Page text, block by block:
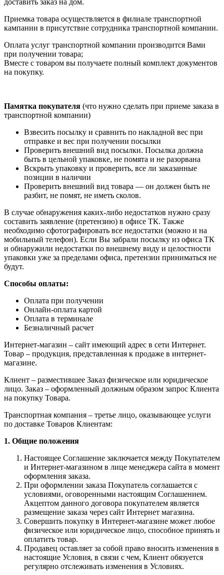
Приемка товара осуществляется в филиале транспортной
кампании в присутствие сотрудника транспортной компании.
Оплата услуг транспортной компании производится Вами
при получении товара;
Вместе с товаром вы получаете полный комплект документов
на покупку.
Памятка покупателя (что нужно сделать при приеме заказа в
транспортной компании)
Взвесить посылку и сравнить по накладной вес при
отправке и вес при получении посылки
Проверить внешний вид посылки. Посылка должна
быть в цельной упаковке, не помята и не разорвана
Вскрыть упаковку и проверить, все ли заказанные
позиции в наличии
Проверить внешний вид товара — он должен быть не
разбит, не помят, не иметь сколов.
В случае обнаружения каких-либо недостатков нужно сразу
составить заявление (претензию) в офисе ТК. Также
необходимо сфотографировать все недостатки (можно и на
мобильный телефон). Если Вы забрали посылку из офиса ТК
и обнаружили недостатки по внешнему виду и целостности
упаковки уже за пределами офиса, претензии приниматься не
будут.
Способы оплаты:
Оплата при получении
Онлайн-оплата картой
Оплата в терминале
Безналичный расчет
Интернет-магазин – сайт имеющий адрес в сети Интернет.
Товар – продукция, представленная к продаже в интернет-
магазине.
Клиент – разместившее Заказ физическое или юридическое
лицо. Заказ – оформленный должным образом запрос Клиента
на покупку Товара.
Транспортная компания – третье лицо, оказывающее услуги
по доставке Товаров Клиентам:
1. Общие положения
Настоящее Соглашение заключается между Покупателем
и Интернет-магазином в лице менеджера сайта в момент
оформления заказа.
При оформлении заказа Покупатель соглашается с
условиями, оговоренными настоящим Соглашением.
Акцептом данного договора покупателем является
размещение заказа через сайт Интернет магазина.
Совершить покупку в Интернет-магазине может любое
физическое или юридическое лицо, способное принять и
оплатить товар.
Продавец оставляет за собой право вносить изменения в
настоящие Условия, в связи с чем, Клиент обязуется
регулярно отслеживать изменения в Условиях.